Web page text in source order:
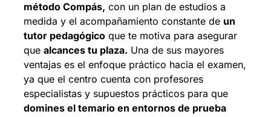
método Compás, con un plan de estudios a
medida y el acompañamiento constante de un
tutor pedagógicoque te motiva para asegurar
que alcances tu plaza. Una de sus mayores
ventajas es el enfoque práctico hacia el examen,
ya que el centro cuenta con profesores
especialistas y supuestos prácticos para que
domines el temario en entornos de prueba